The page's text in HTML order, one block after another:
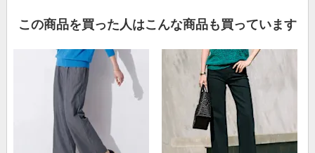
この商品を買った人はこんな商品も買っています